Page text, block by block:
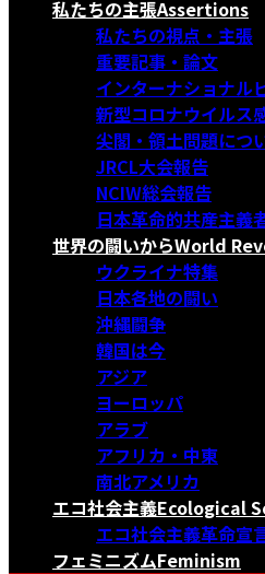
私たちの主張Assertions
私たちの視点・主張
重要記事・論文
インターナショナル
新型コロナウイルス
尖閣・領土問題につ
JRCL大会報告
NCIW総会報告
日本革命的共産主義
世界の闘いからWorld
ウクライナ特集
日本各地の闘い
沖縄闘争
韓国は今
アジア
ヨーロッパ
アラブ
アフリカ・中東
南北アメリカ
エコ社会主義Ecological
エコ社会主義革命宣
フェミニズムFeminism